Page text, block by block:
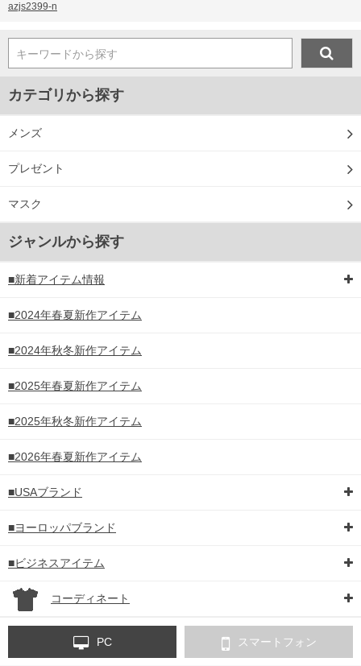
azjs2399-n
キーワードから探す
カテゴリから探す
メンズ
プレゼント
マスク
ジャンルから探す
■新着アイテム情報
■2024年春夏新作アイテム
■2024年秋冬新作アイテム
■2025年春夏新作アイテム
■2025年秋冬新作アイテム
■2026年春夏新作アイテム
■USAブランド
■ヨーロッパブランド
■ビジネスアイテム
コーディネート
PC スマートフォン